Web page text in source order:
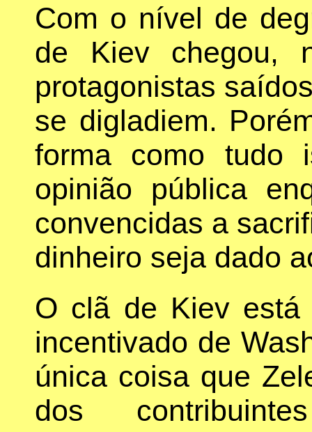
Com o nível de
de Kiev chegou,
protagonistas
se digladiem.
forma como tudo
opinião pública
convencidas a
dinheiro seja dado
O clã de Kiev está
incentivado de
única coisa que
dos